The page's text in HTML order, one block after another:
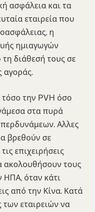
ασφάλεια και τα
εταιρεία που
η
ημιαγωγών
διάθεσή τους σε
αγοράς.
τόσο την PVH όσο
στα πυρά
Αλλες
βρεθούν σε
επιχειρήσεις
ακολουθήσουν τους
ΗΠΑ, όταν κάτι
από την Κίνα. Κατά
των εταιρειών να